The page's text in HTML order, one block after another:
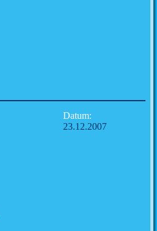
Datum:
23.12.2007